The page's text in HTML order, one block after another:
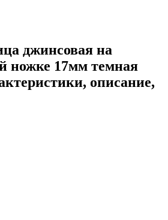
джинсовая на
ножке 17мм темная
описание,